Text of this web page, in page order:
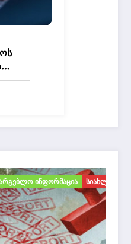
ᲡᲘᲐᲮᲚᲔᲔᲑᲘ